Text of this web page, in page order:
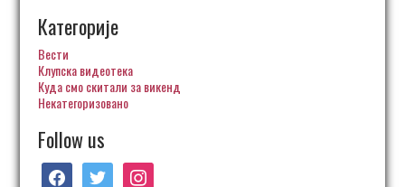
Категорије
Вести
Клупска видеотека
Куда смо скитали за викенд
Некатегоризовано
Follow us
facebooktwitter instagram